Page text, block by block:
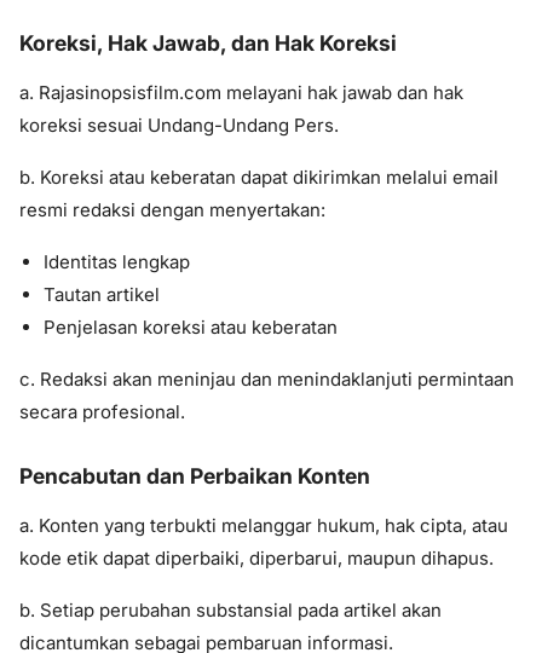
Koreksi, Hak Jawab, dan Hak Koreksi
a. Rajasinopsisfilm.com melayani hak jawab dan hak
koreksi sesuai Undang-Undang Pers.
b. Koreksi atau keberatan dapat dikirimkan melalui email
resmi redaksi dengan menyertakan:
Identitas lengkap
Tautan artikel
Penjelasan koreksi atau keberatan
c. Redaksi akan meninjau dan menindaklanjuti permintaan
secara profesional.
Pencabutan dan Perbaikan Konten
a. Konten yang terbukti melanggar hukum, hak cipta, atau
kode etik dapat diperbaiki, diperbarui, maupun dihapus.
b. Setiap perubahan substansial pada artikel akan
dicantumkan sebagai pembaruan informasi.